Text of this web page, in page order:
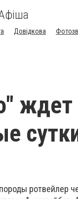
Довідкова
ждет
ротвейлер